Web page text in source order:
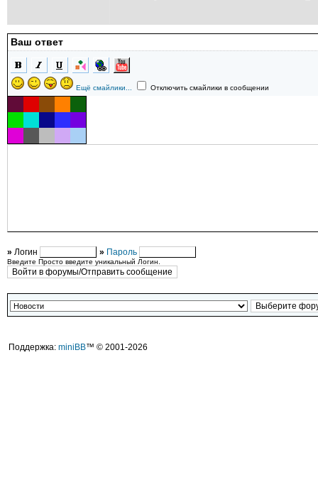
Ваш ответ
Ещё смайлики... Отключить смайлики в сообщении
» Логин » Пароль
Введите Просто введите уникальный Логин.
Поддержка: miniBB™ © 2001-2026